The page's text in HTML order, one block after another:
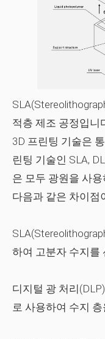
적층 제조 공정입니
3D 프린팅 기술은
린팅 기술인 SLA,
은 모두 광원을 사
다음과 같은 차이점
하여 고분자 수지를
디지털 광 처리
로 사용하여 수지